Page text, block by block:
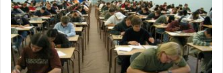
ANUNŢ OPRIRE APĂ în CARANSEBEȘ – 04.08.2026 – avarie – Calea
ANUNŢ OPRIRE APĂ în CARANSEBEȘ avarie